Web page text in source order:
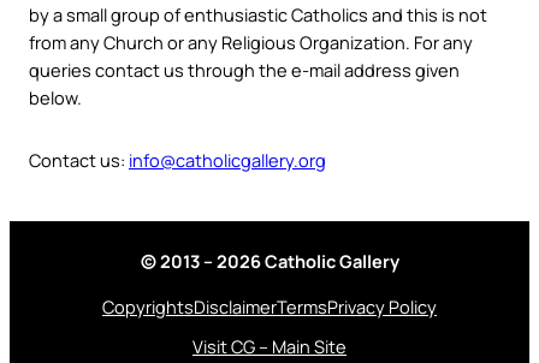
by a small group of enthusiastic Catholics and this is not
from any Church or any Religious Organization. For any
queries contact us through the e-mail address given
below.
Contact us: info@catholicgallery.org
© 2013 – 2026 Catholic Gallery
CopyrightsDisclaimerTermsPrivacy Policy
Visit CG – Main Site